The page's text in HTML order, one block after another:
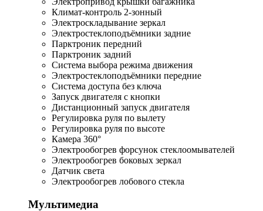
Климат-контроль 2-зонный
Электроскладывание зеркал
Электростеклоподъёмники задние
Парктроник передний
Парктроник задний
Система выбора режима движения
Электростеклоподъёмники передние
Система доступа без ключа
Запуск двигателя с кнопки
Дистанционный запуск двигателя
Регулировка руля по вылету
Регулировка руля по высоте
Камера 360°
Электрообогрев форсунок стеклоомывателей
Электрообогрев боковых зеркал
Датчик света
Электрообогрев лобового стекла
Мультимедиа